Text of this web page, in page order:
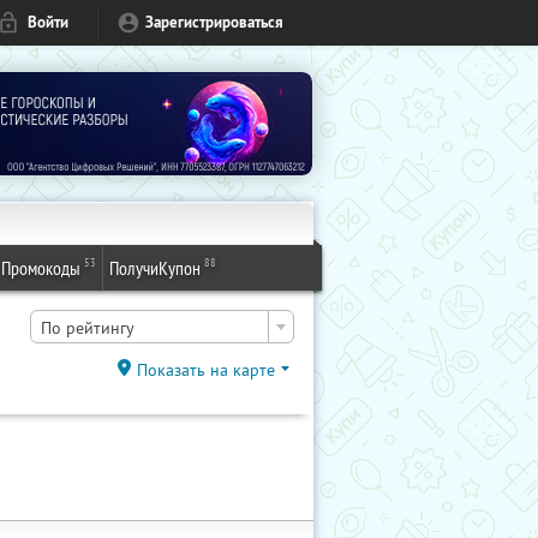
Войти Зарегистрироваться
Промокоды 53 ПолучиКупон 88
По рейтингу
Показать на карте